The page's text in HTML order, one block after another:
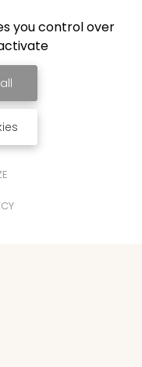
you control over